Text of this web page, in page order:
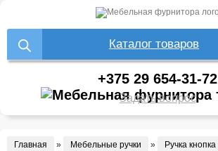
Каталог товаров
+375 29 654-31-72
Задать вопрос
Главная » Мебельные ручки » Ручка кнопка